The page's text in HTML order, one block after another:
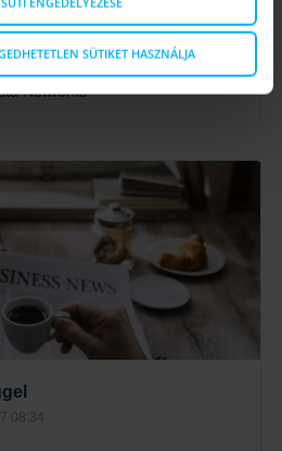
SÜTIKET HASZNÁLJA
08:32
Networks
08:34